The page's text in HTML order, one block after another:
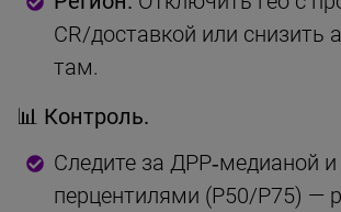
CR/доставкой или снизить
там.
📊 Контроль.
Следите за ДРР‑медианой и
перцентилями (P50/P75) —